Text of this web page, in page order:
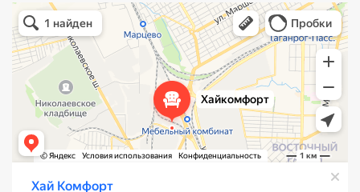
Хай Комфорт
Магазин мебели в Таганроге
Мебель для кухни в Таганроге